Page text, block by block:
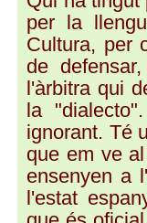
per la
Cultura, per
de
l'àrbitra qui
la
ignorant. Té
que em ve
ensenyen a
l'estat